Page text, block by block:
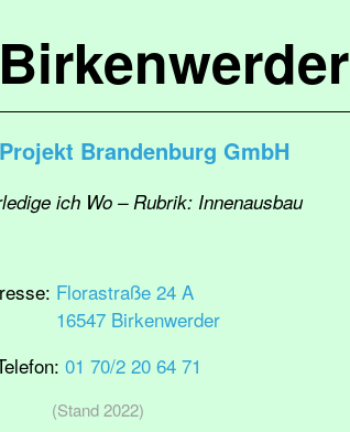
Brandenburg GmbH
ich Wo – Rubrik: Innenausbau
Florastraße 24 A
16547 Birkenwerder
01 70/2 20 64 71
(Stand 2022)